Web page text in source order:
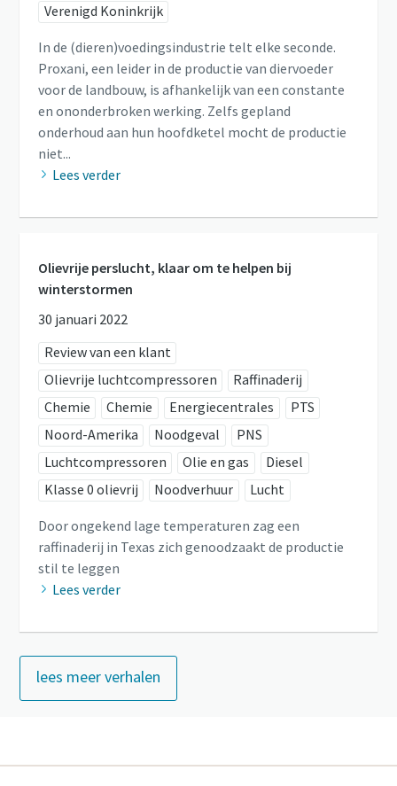
Verenigd Koninkrijk
In de (dieren)voedingsindustrie telt elke seconde.
Proxani, een leider in de productie van diervoeder
voor de landbouw, is afhankelijk van een constante
en ononderbroken werking. Zelfs gepland
onderhoud aan hun hoofdketel mocht de productie
niet...
Lees verder
Olievrije perslucht, klaar om te helpen bij
winterstormen
30 januari 2022
Review van een klant
Olievrije luchtcompressoren
Raffinaderij
Chemie
Chemie Energiecentrales
PTS
Noord-Amerika
Noodgeval
PNS
Luchtcompressoren
Olie en gas
Diesel
Klasse 0 olievrij
Noodverhuur Lucht
Door ongekend lage temperaturen zag een
raffinaderij in Texas zich genoodzaakt de productie
stil te leggen
Lees verder
lees meer verhalen